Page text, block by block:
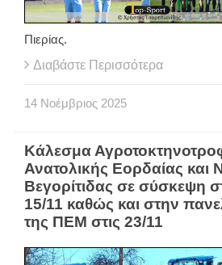
Πιερίας.
Διαβάστε Περισσότερα
14 Νοέμβριος 2025
Κάλεσμα
Ανατολικής Εορδαίας και
Βεγορίτιδας σε σύσκεψη
15/11 καθώς και στην
της ΠΕΜ στις 23/11